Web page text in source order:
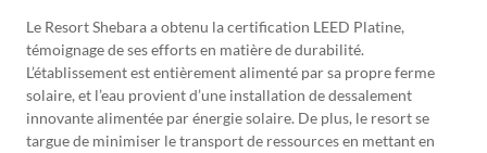
Le Resort Shebara a obtenu la certification LEED Platine,
témoignage de ses efforts en matière de durabilité.
L’établissement est entièrement alimenté par sa propre ferme
solaire, et l’eau provient d’une installation de dessalement
innovante alimentée par énergie solaire. De plus, le resort se
targue de minimiser le transport de ressources en mettant en